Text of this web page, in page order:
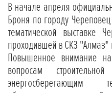
В начале апреля
Броня по городу
тематической выставке
проходившей в СКЗ "Алмаз"
Повышенное внимание
вопросам
энергосберегающим